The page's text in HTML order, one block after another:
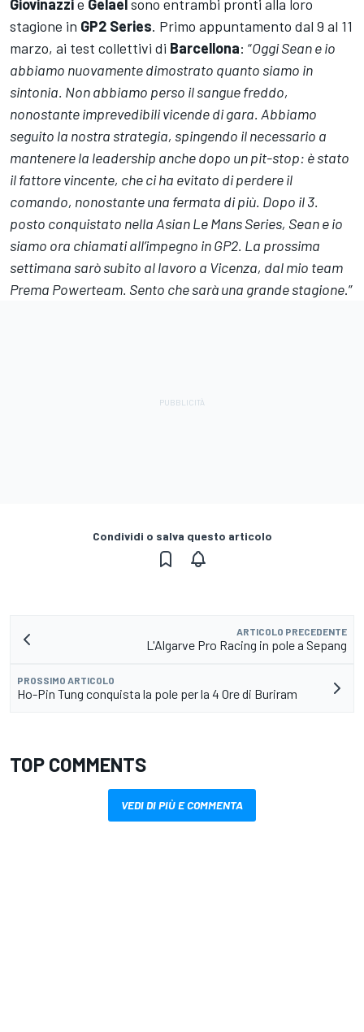
Giovinazzie Gelael sono entrambi pronti alla loro
stagione in GP2 Series. Primo appuntamento dal 9 al 11
marzo, ai test collettivi di Barcellona: “Oggi Sean e io
abbiamo nuovamente dimostrato quanto siamo in
sintonia. Non abbiamo perso il sangue freddo,
nonostante imprevedibili vicende di gara. Abbiamo
seguito la nostra strategia, spingendo il necessario a
mantenere la leadership anche dopo un pit-stop: è stato
il fattore vincente, che ci ha evitato di perdere il
comando, nonostante una fermata di più. Dopo il 3.
posto conquistato nella Asian Le Mans Series, Sean e io
siamo ora chiamati all’impegno in GP2. La prossima
settimana sarò subito al lavoro a Vicenza, dal mio team
Prema Powerteam. Sento che sarà una grande stagione.”
Condividi o salva questo articolo
ARTICOLO PRECEDENTE
L'Algarve Pro Racing in pole a Sepang
PROSSIMO ARTICOLO
Ho-Pin Tung conquista la pole per la 4 Ore di Buriram
TOP COMMENTS
VEDI DI PIÙ E COMMENTA